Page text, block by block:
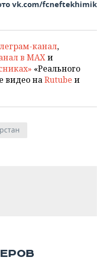
vk.com/fcneftekhimik
канал,
в MAXи
«Реального
видео наRutube и